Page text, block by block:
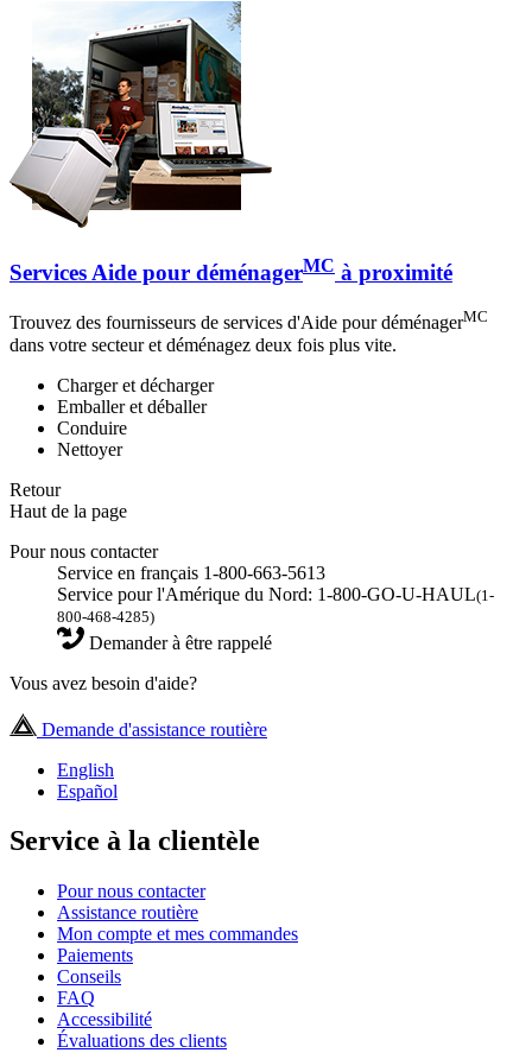
Services Aide pour déménagerMC à proximité
Trouvez des fournisseurs de services d'Aide pour déménagerMC
dans votre secteur et déménagez deux fois plus vite.
Charger et décharger
Emballer et déballer
Conduire
Nettoyer
Retour
Haut de la page
Pour nous contacter
Service en français 1-800-663-5613
Service pour l'Amérique du Nord: 1-800-GO-U-HAUL(1-
800-468-4285)
Demander à être rappelé
Vous avez besoin d'aide?
Demande d'assistance routière
English
Español
Service à la clientèle
Pour nous contacter
Assistance routière
Mon compte et mes commandes
Paiements
Conseils
FAQ
Accessibilité
Évaluations des clients